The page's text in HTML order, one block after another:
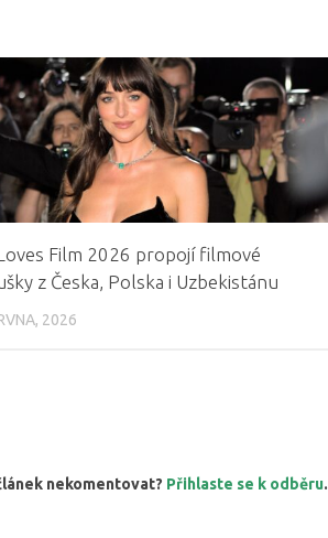
Film 2026 propojí filmové
z Česka, Polska i Uzbekistánu
2026
nekomentovat? Přihlaste se k odběru.